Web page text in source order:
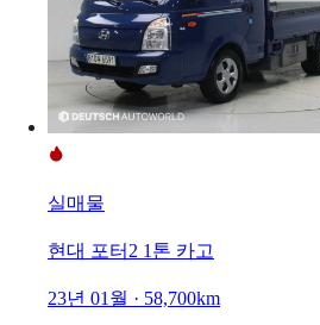
실매물
현대 포터2 1톤 카고
23년 01월 · 58,700km